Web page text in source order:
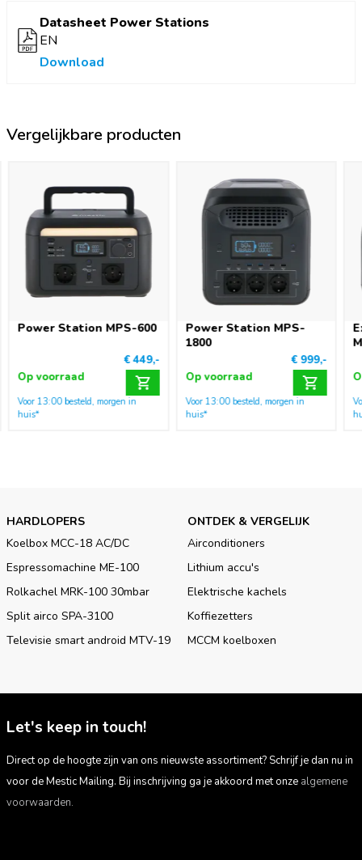
Datasheet Power Stations
EN
Download
Vergelijkbare producten
Power Station MPS-600
€ 449,-
Op voorraad
Voor 13:00 besteld, morgen in
huis*
Power Station MPS-
1800
€ 999,-
Op voorraad
Voor 13:00 besteld, morgen in
huis*
HARDLOPERS
Koelbox MCC-18 AC/DC
Espressomachine ME-100
Rolkachel MRK-100 30mbar
Split airco SPA-3100
Televisie smart android MTV-19
ONTDEK & VERGELIJK
Airconditioners
Lithium accu's
Elektrische kachels
Koffiezetters
MCCM koelboxen
Let's keep in touch!
Direct op de hoogte zijn van ons nieuwste assortiment? Schrijf je dan nu in
voor de Mestic Mailing. Bij inschrijving ga je akkoord met onze algemene
voorwaarden.